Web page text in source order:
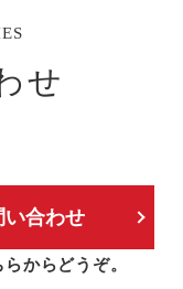
せ
い合わせ
からどうぞ。